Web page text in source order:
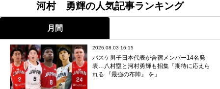
河村 勇輝の人気記事ランキング
月間
2026.08.03 16:15
バスケ男子日本代表が合宿メンバー14名発
表…八村塁と河村勇輝も招集「期待に応えら
れる 『最強の布陣』 を」